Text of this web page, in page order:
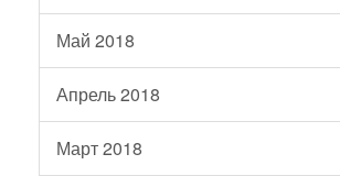
Май 2018
Апрель 2018
Март 2018